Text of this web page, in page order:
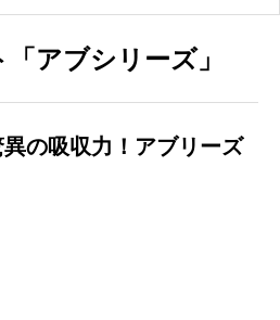
アブシリーズ」
の吸収力！アブリーズ